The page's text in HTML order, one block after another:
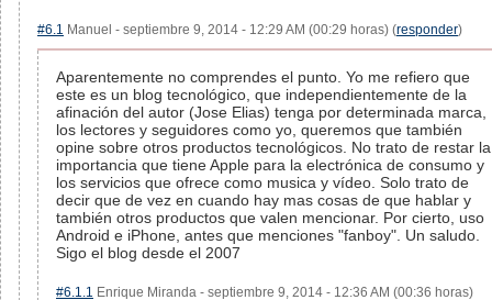
#6.1 Manuel - septiembre 9, 2014 - 12:29 AM (00:29 horas) (responder)
Aparentemente no comprendes el punto. Yo me refiero que
este es un blog tecnológico, que independientemente de la
afinación del autor (Jose Elias) tenga por determinada marca,
los lectores y seguidores como yo, queremos que también
opine sobre otros productos tecnológicos. No trato de restar la
importancia que tiene Apple para la electrónica de consumo y
los servicios que ofrece como musica y vídeo. Solo trato de
decir que de vez en cuando hay mas cosas de que hablar y
también otros productos que valen mencionar. Por cierto, uso
Android e iPhone, antes que menciones "fanboy". Un saludo.
Sigo el blog desde el 2007
#6.1.1 Enrique Miranda - septiembre 9, 2014 - 12:36 AM (00:36 horas)